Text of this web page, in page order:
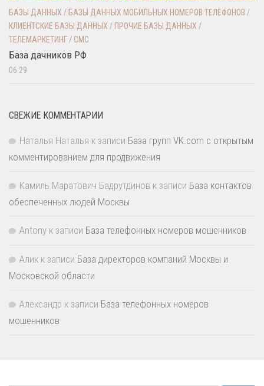
БАЗЫ ДАННЫХ / БАЗЫ ДАННЫХ МОБИЛЬНЫХ НОМЕРОВ ТЕЛЕФОНОВ /
КЛИЕНТСКИЕ БАЗЫ ДАННЫХ / ПРОЧИЕ БАЗЫ ДАННЫХ /
ТЕЛЕМАРКЕТИНГ / СМС
База дачников РФ
06:29
СВЕЖИЕ КОММЕНТАРИИ
Наталья Наталья к записи База групп VK.com с открытым
комментированием для продвижения
Камиль Маратович Бадрутдинов к записи База контактов
обеспеченных людей Москвы
Antony к записи База телефонных номеров мошенников
Алик к записи База директоров компаний Москвы и
Московской области
Александр к записи База телефонных номеров
мошенников